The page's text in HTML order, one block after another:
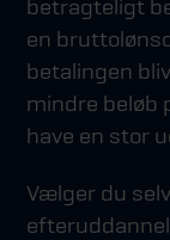
betragteligt
en
betalingen
mindre beløb
have en stor
Vælger du